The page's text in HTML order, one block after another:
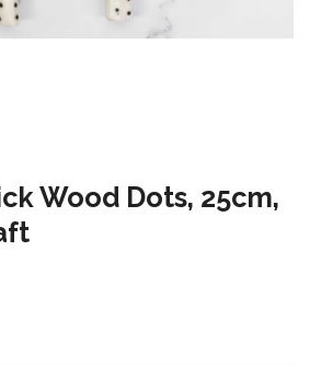
Wood Dots, 25cm,